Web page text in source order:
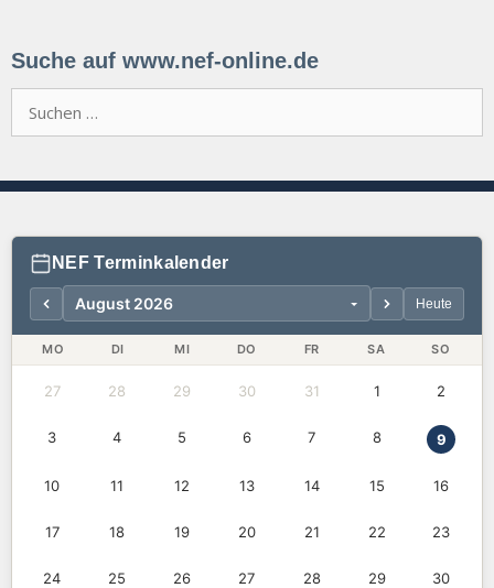
Suche auf www.nef-online.de
nach:
NEF Terminkalender
Heute
MO DI MI DO FR SA SO
27 28 29 30 31 1 2
3 4 5 6 7 8 9
10 11 12 13 14 15 16
17 18 19 20 21 22 23
24 25 26 27 28 29 30